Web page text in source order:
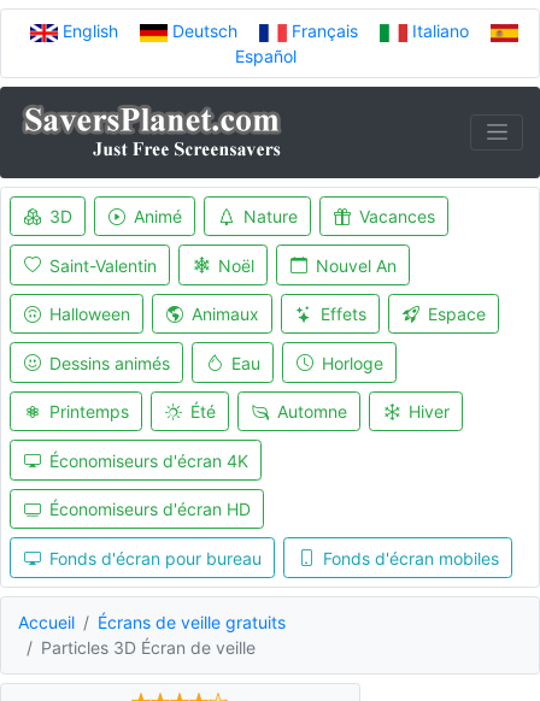
English Deutsch Français
Italiano
Español
3D Animé Nature Vacances
Saint-Valentin Noël Nouvel An
Halloween Animaux Effets Espace
Dessins animés Eau Horloge
Printemps Été Automne Hiver
Économiseurs d'écran 4K
Économiseurs d'écran HD
Fonds d'écran pour bureau Fonds d'écran mobiles
Accueil
Écrans de veille gratuits
Particles 3D Écran de veille